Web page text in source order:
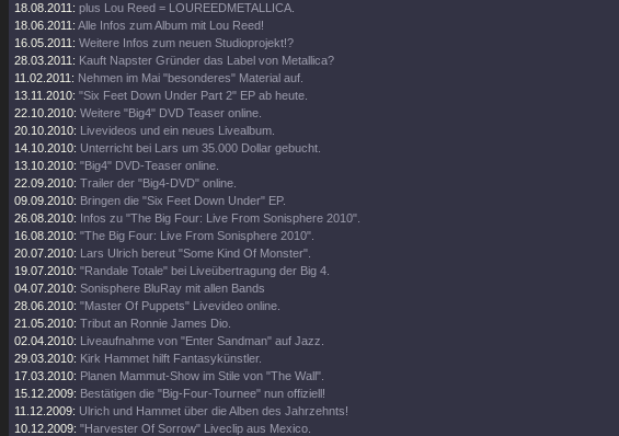
18.08.2011: plus Lou Reed = LOUREEDMETALLICA.
18.06.2011: Alle Infos zum Album mit Lou Reed!
16.05.2011: Weitere Infos zum neuen Studioprojekt!?
28.03.2011: Kauft Napster Gründer das Label von Metallica?
11.02.2011: Nehmen im Mai "besonderes" Material auf.
13.11.2010: "Six Feet Down Under Part 2" EP ab heute.
22.10.2010: Weitere "Big4" DVD Teaser online.
20.10.2010: Livevideos und ein neues Livealbum.
14.10.2010: Unterricht bei Lars um 35.000 Dollar gebucht.
13.10.2010: "Big4" DVD-Teaser online.
22.09.2010: Trailer der "Big4-DVD" online.
09.09.2010: Bringen die "Six Feet Down Under" EP.
26.08.2010: Infos zu "The Big Four: Live From Sonisphere 2010".
16.08.2010: "The Big Four: Live From Sonisphere 2010".
20.07.2010: Lars Ulrich bereut "Some Kind Of Monster".
19.07.2010: "Randale Totale" bei Liveübertragung der Big 4.
04.07.2010: Sonisphere BluRay mit allen Bands
28.06.2010: "Master Of Puppets" Livevideo online.
21.05.2010: Tribut an Ronnie James Dio.
02.04.2010: Liveaufnahme von "Enter Sandman" auf Jazz.
29.03.2010: Kirk Hammet hilft Fantasykünstler.
17.03.2010: Planen Mammut-Show im Stile von "The Wall".
15.12.2009: Bestätigen die "Big-Four-Tournee" nun offiziell!
11.12.2009: Ulrich und Hammet über die Alben des Jahrzehnts!
10.12.2009: "Harvester Of Sorrow" Liveclip aus Mexico.